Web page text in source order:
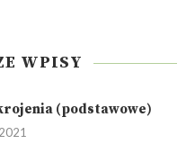
WPISY
(podstawowe)